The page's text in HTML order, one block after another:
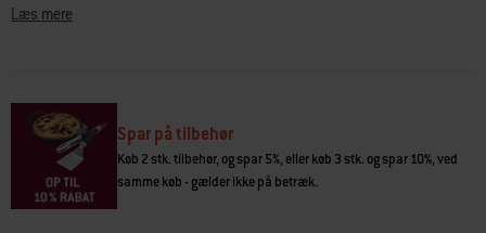
• Passer til grillene i Genesis 400-serien (2016+)
Læs mere
Spar på tilbehør
Køb 2 stk. tilbehør, og spar 5%, eller køb 3 stk. og spar 10%, ved
samme køb - gælder ikke på betræk.